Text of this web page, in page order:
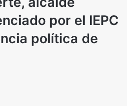
por el IEPC
política de